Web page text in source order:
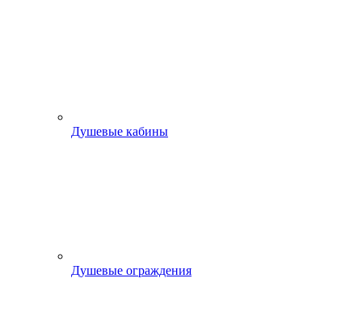
Душевые кабины
Душевые ограждения